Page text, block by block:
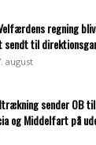
regning
til
august
sender OB til
og Middelfart på